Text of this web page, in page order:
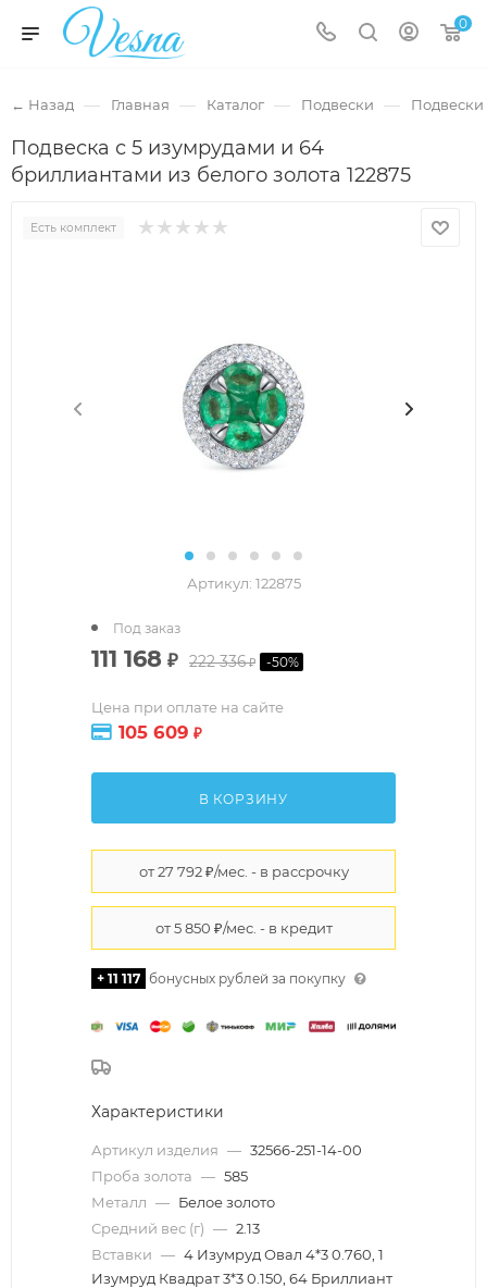
0
← Назад — Главная — Каталог — Подвески — Подвески
Подвеска с 5 изумрудами и 64
бриллиантами из белого золота 122875
Есть комплект
Артикул: 122875
111 168 ₽ 222 336₽ -50%
Цена при оплате на сайте
105 609 ₽
Под заказ
В КОРЗИНУ
+ 11 117 бонусных рублей за покупку
Характеристики
Артикул изделия — 32566-251-14-00
Проба золота — 585
Металл — Белое золото
Средний вес (г) — 2.13
Вставки — 4 Изумруд Овал 4*3 0.760, 1
Изумруд Квадрат 3*3 0.150, 64 Бриллиант